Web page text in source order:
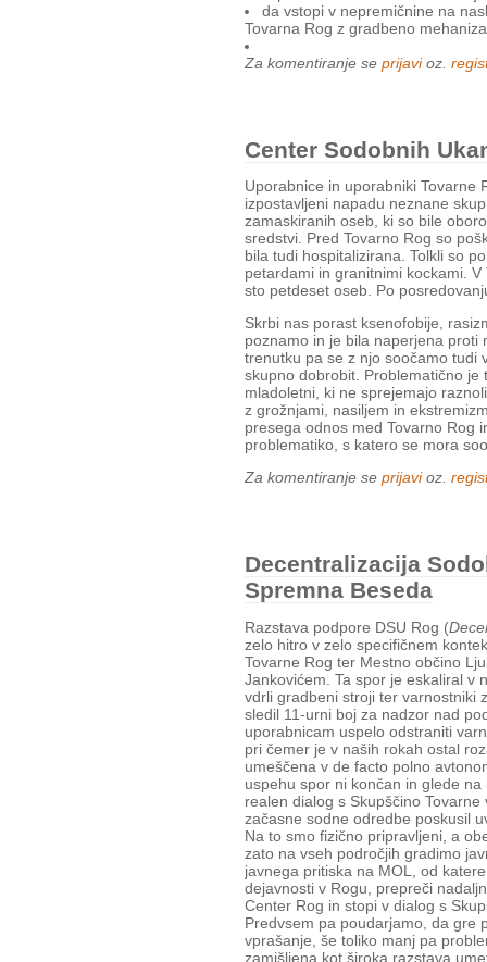
da vstopi v nepremičnine na
Tovarna Rog z gradbeno
Za komentiranje se prijavioz.
Center Sodobnih
Uporabnice in uporabniki Tovarne
izpostavljeni napadu neznane
zamaskiranih oseb, ki so bile
sredstvi. Pred Tovarno Rog so
bila tudi hospitalizirana. Tolkli so
petardami in granitnimi kockami.
sto petdeset oseb. Po
Skrbi nas porast ksenofobije,
poznamo in je bila naperjena proti
trenutku pa se z njo soočamo tudi
skupno dobrobit. Problematično
mladoletni, ki ne sprejemajo
z grožnjami, nasiljem in
presega odnos med Tovarno Rog
problematiko, s katero se mora
Za komentiranje se prijavioz.
Decentralizacija
Spremna Beseda
Razstava podpore DSU Rog (
zelo hitro v zelo specifičnem
Tovarne Rog ter Mestno občino
Jankovićem. Ta spor je eskaliral v
vdrli gradbeni stroji ter varnostniki
sledil 11-urni boj za nadzor nad
uporabnicam uspelo odstraniti
pri čemer je v naših rokah ostal
umeščena v de facto polno
uspehu spor ni končan in glede
realen dialog s Skupščino
začasne sodne odredbe poskusil
Na to smo fizično pripravljeni, a
zato na vseh področjih gradimo
javnega pritiska na MOL, od
dejavnosti v Rogu, prepreči
Center Rog in stopi v dialog s
Predvsem pa poudarjamo, da gre
vprašanje, še toliko manj pa
zamišljena kot široka razstava